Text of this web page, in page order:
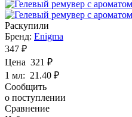
Раскупили
Бренд: Enigma
347 ₽
Цена 321 ₽
1 мл: 21.40 ₽
Сообщить
о поступлении
Сравнение